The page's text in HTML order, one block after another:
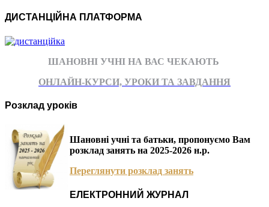
ДИСТАНЦІЙНА ПЛАТФОРМА
ШАНОВНІ УЧНІ НА ВАС ЧЕКАЮТЬ
ОНЛАЙН-КУРСИ, УРОКИ ТА ЗАВДАННЯ
Розклад уроків
Шановні учні та батьки, пропонуємо Вам
розклад занять на 2025-2026 н.р.
Переглянути розклад занять
ЕЛЕКТРОННИЙ ЖУРНАЛ